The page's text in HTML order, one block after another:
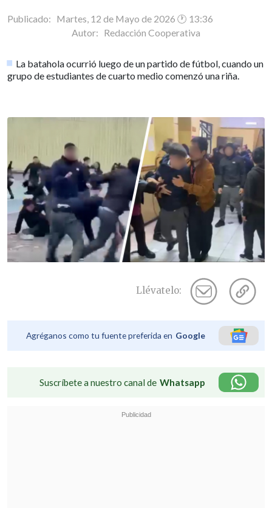
Publicado: Martes, 12 de Mayo de 2026 🕐 13:36
Autor: Redacción Cooperativa
La batahola ocurrió luego de un partido de fútbol, cuando un
grupo de estudiantes de cuarto medio comenzó una riña.
Llévatelo:
Agréganos como tu fuente preferida en Google
Suscríbete a nuestro canal de Whatsapp